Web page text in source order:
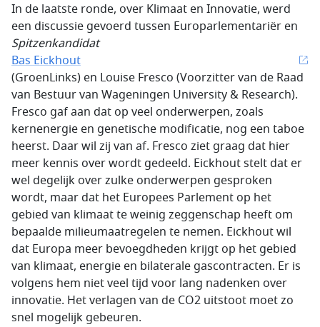
In de laatste ronde, over Klimaat en Innovatie, werd
een discussie gevoerd tussen Europarlementariër en
Spitzenkandidat
Bas Eickhout
(GroenLinks) en Louise Fresco (Voorzitter van de Raad
van Bestuur van Wageningen University & Research).
Fresco gaf aan dat op veel onderwerpen, zoals
kernenergie en genetische modificatie, nog een taboe
heerst. Daar wil zij van af. Fresco ziet graag dat hier
meer kennis over wordt gedeeld. Eickhout stelt dat er
wel degelijk over zulke onderwerpen gesproken
wordt, maar dat het Europees Parlement op het
gebied van klimaat te weinig zeggenschap heeft om
bepaalde milieumaatregelen te nemen. Eickhout wil
dat Europa meer bevoegdheden krijgt op het gebied
van klimaat, energie en bilaterale gascontracten. Er is
volgens hem niet veel tijd voor lang nadenken over
innovatie. Het verlagen van de CO2 uitstoot moet zo
snel mogelijk gebeuren.